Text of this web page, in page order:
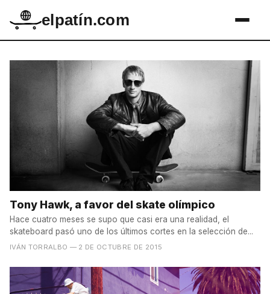
elpatín.com
Tony Hawk, a favor del skate olímpico
Hace cuatro meses se supo que casi era una realidad, el
skateboard pasó uno de los últimos cortes en la selección de...
IVÁN TORRALBO — 2 DE OCTUBRE DE 2015